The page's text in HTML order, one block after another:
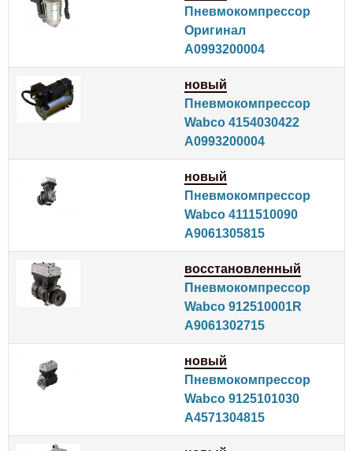
Пневмокомпрессор
Оригинал
A0993200004
новый
Пневмокомпрессор
Wabco 4154030422
A0993200004
новый
Пневмокомпрессор
Wabco 4111510090
A9061305815
восстановленный
Пневмокомпрессор
Wabco 912510001R
A9061302715
новый
Пневмокомпрессор
Wabco 9125101030
A4571304815